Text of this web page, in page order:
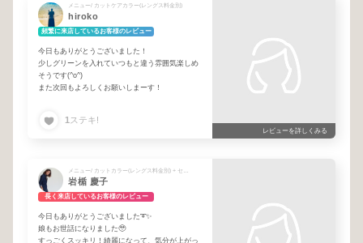
メニュー/ カットケアカラー(レングス料金別)
hiroko
頻繁に来店しているお客様のレビュー
今日もありがとうございました！
少しグリーンを入れていつもと違う雰囲気楽しめ
そうです(^o^)
また次回もよろしくお願いしまーす！
1 ステキ!
レビューを詳しくみる
岩楯 慶子
長く来店しているお客様のレビュー
今日もありがとうございました➰✨
娘もお世話になりました🥹
すっごくスッキリ！綺麗になって、気分が上がっ